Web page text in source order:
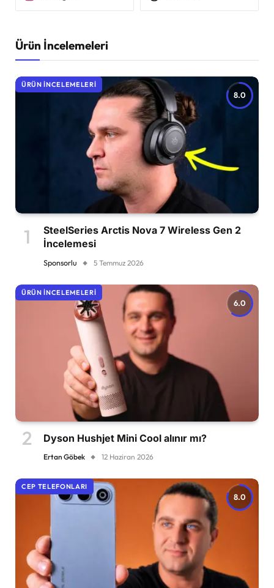
Ürün İncelemeleri
8.0
ÜRÜN İNCELEMELERI
SteelSeries Arctis Nova 7 Wireless Gen 2
İncelemesi
Sponsorlu 5 Temmuz 2026
6.0
ÜRÜN İNCELEMELERI
Dyson Hushjet Mini Cool alınır mı?
Ertan Göbek 12 Haziran 2026
8.0
CEP TELEFONLARI